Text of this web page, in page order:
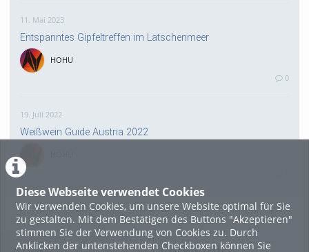
Diese Webseite verwendet Cookies
Wir verwenden Cookies, um unsere Website optimal für Sie
zu gestalten. Mit dem Bestätigen des Buttons "Akzeptieren"
stimmen Sie der Verwendung von Cookies zu. Durch
Anklicken der untenstehenden Checkboxen können Sie
11. Mai 2023
Entspanntes Gipfeltreffen im Latschenmeer
HOHU
0
19. Juli 2022
Weißwein Guide Austria 2022
16. Mai 2022
neuer Test-Newsbeitrag
HOHU